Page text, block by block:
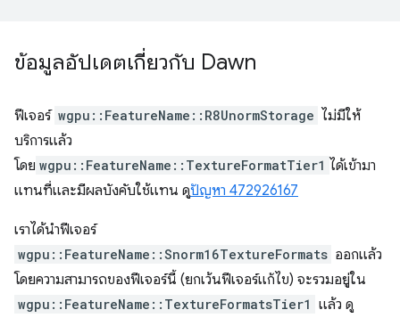
ข้อมูลอัปเดตเกี่ยวกับ Dawn
ฟีเจอร์ wgpu::FeatureName::R8UnormStorage ไม่มีให้
บริการแล้ว
โดย wgpu::FeatureName::TextureFormatTier1 ได้เข้ามา
แทนที่และมีผลบังคับใช้แทน ดูปัญหา 472926167
เราได้นำฟีเจอร์
wgpu::FeatureName::Snorm16TextureFormats ออกแล้ว
โดยความสามารถของฟีเจอร์นี้ (ยกเว้นฟีเจอร์แก้ไข) จะรวมอยู่ใน
wgpu::FeatureName::TextureFormatsTier1 แล้ว ดู